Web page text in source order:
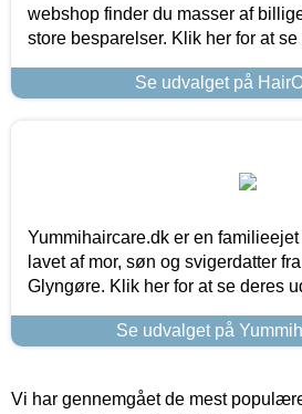
webshop finder du masser af
store besparelser. Klik her for at
Se udvalget på
Yummihaircare.dk er en
lavet af mor, søn og svigerdatter
Glyngøre. Klik her for at se deres
Se udvalget på
Vi har gennemgået de mest